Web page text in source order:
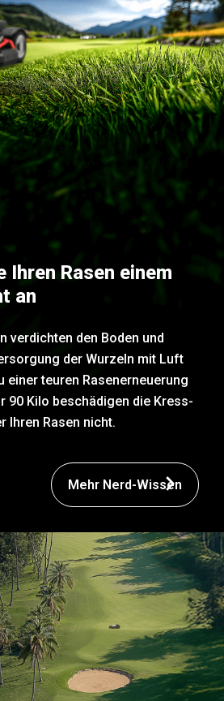
Ihren Rasen einem
an
verdichten den Boden und
der Wurzeln mit Luft
einer teuren Rasenerneuerung
90 Kilo beschädigen die Kress-
Ihren Rasen nicht.
Mehr Nerd-Wissen